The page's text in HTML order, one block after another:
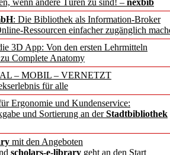
wenn andere Türen zu sind! – nexbib
: Die Bibliothek als Information-Broker
Ressourcen einfacher zugänglich
3D App: Von den ersten Lehrmitteln
Complete Anatomy
– MOBIL – VERNETZT
für alle
Ergonomie und Kundenservice:
und Sortierung an derStadtbibliothek
mit den Angeboten
scholars-e-library geht an den Start
Zeitschrift für
Attempto
Information
in
Institut neu
und